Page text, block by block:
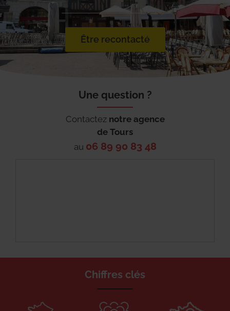
Être recontacté
Une question ?
Contactez notre agence
de Tours
au 06 89 90 83 48
Chiffres clés